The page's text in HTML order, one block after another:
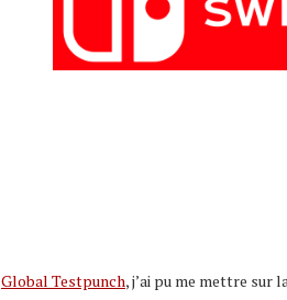
Global Testpunch, j’ai pu me mettre sur